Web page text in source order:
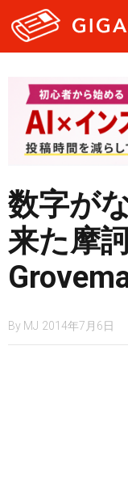
レジャー
ヘルス・健康
仮想通貨
スマートフォン
数字が
来た摩
By MJ 2014年7月6日